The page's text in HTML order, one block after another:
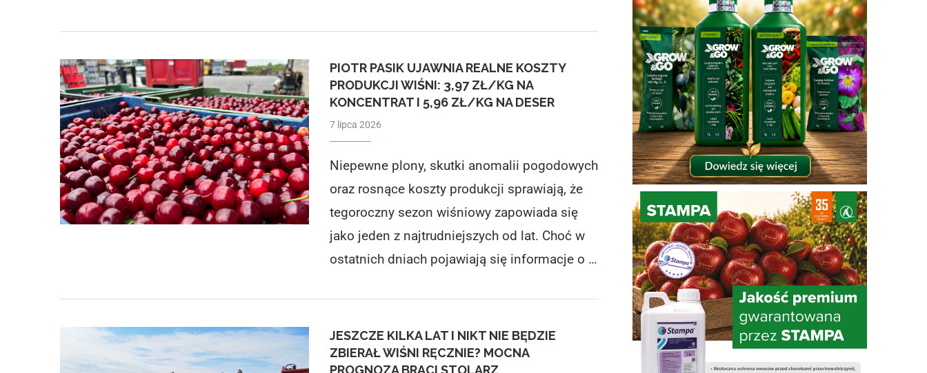
PIOTR PASIK UJAWNIA REALNE KOSZTY
PRODUKCJI WIŚNI: 3,97 ZŁ/KG NA
KONCENTRAT I 5,96 ZŁ/KG NA DESER
7 lipca 2026
Niepewne plony, skutki anomalii pogodowych
oraz rosnące koszty produkcji sprawiają, że
tegoroczny sezon wiśniowy zapowiada się
jako jeden z najtrudniejszych od lat. Choć w
ostatnich dniach pojawiają się informacje o …
JESZCZE KILKA LAT I NIKT NIE BĘDZIE
ZBIERAŁ WIŚNI RĘCZNIE? MOCNA
PROGNOZA BRACI STOLARZ